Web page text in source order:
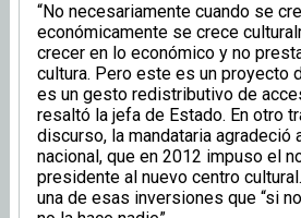
“No necesariamente cuando se
económicamente se crece
crecer en lo económico y no
cultura. Pero este es un proyecto
es un gesto redistributivo de
resaltó la jefa de Estado. En otro
discurso, la mandataria agradeció
nacional, que en 2012 impuso el
presidente al nuevo centro
una de esas inversiones que “si